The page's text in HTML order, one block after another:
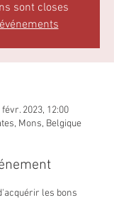
sont closes
2023, 12:00
Mons, Belgique
les bons